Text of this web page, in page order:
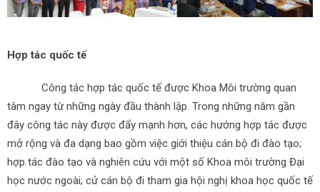
Hợp tác quốc tế
Công tác hợp tác quốc tế được Khoa Môi trường quan
tâm ngay từ những ngày đầu thành lập. Trong những năm gần
đây công tác này được đẩy mạnh hơn, các hướng hợp tác được
mở rộng và đa dạng bao gồm việc giới thiệu cán bộ đi đào tạo;
hợp tác đào tạo và nghiên cứu với một số Khoa môi trường Đại
học nước ngoài; cử cán bộ đi tham gia hội nghị khoa học quốc tế